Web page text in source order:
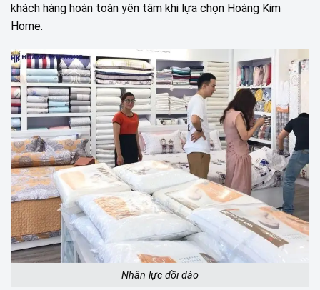
khách hàng hoàn toàn yên tâm khi lựa chọn Hoàng Kim
Home.
Nhân lực dồi dào